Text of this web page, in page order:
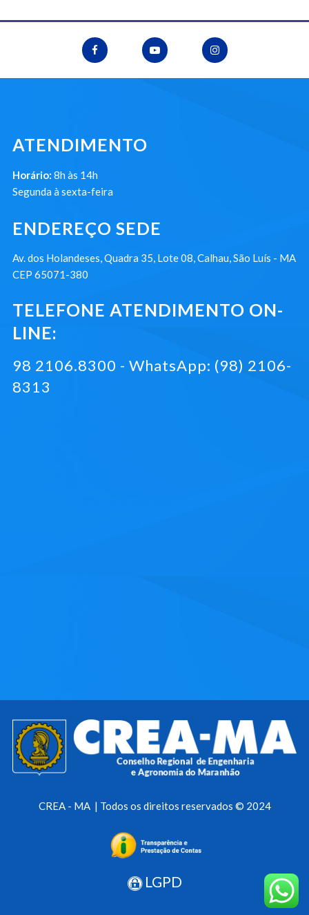
ATENDIMENTO
Horário: 8h às 14h
Segunda à sexta-feira
ENDEREÇO SEDE
Av. dos Holandeses, Quadra 35, Lote 08, Calhau, São Luís - MA
CEP 65071-380
TELEFONE ATENDIMENTO ON-
LINE:
98 2106.8300 - WhatsApp: (98) 2106-
8313
CREA - MA | Todos os direitos reservados © 2024
LGPD